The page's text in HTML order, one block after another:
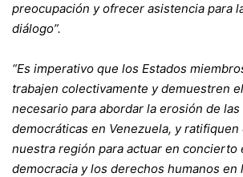
preocupación y ofrecer asistencia para
diálogo”.
“Es imperativo que los Estados
trabajen colectivamente y demuestren
necesario para abordar la erosión de
democráticas en Venezuela, y
nuestra región para actuar en concierto
democracia y los derechos humanos en